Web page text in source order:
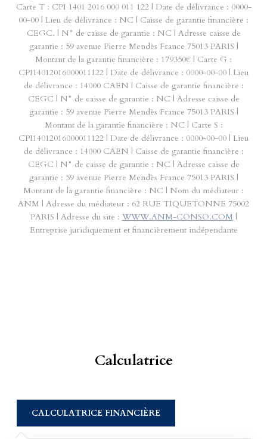
Carte T : CPI 1401 2016 000 011 122 | Date de délivrance : 0000-
00-00 | Lieu de délivrance : NC | Caisse de garantie financière :
CEGC. | N° de caisse de garantie : NC | Adresse caisse de
garantie : 59 avenue Pierre Mendès France 75013 PARIS |
Montant de la garantie financière : 179350€ | Carte G :
CPI14012016000011122 | Date de délivrance : 0000-00-00 | Lieu
de délivrance : 14000 CAEN | Caisse de garantie financière :
CEGC | N° de caisse de garantie : NC | Adresse caisse de
garantie : 59 avenue Pierre Mendès France 75013 PARIS |
Montant de la garantie financière : NC | Carte S :
CPI14012016000011122 | Date de délivrance : 0000-00-00 | Lieu
de délivrance : 14000 CAEN | Caisse de garantie financière :
CEGC | N° de caisse de garantie : NC | Adresse caisse de
garantie : 59 avenue Pierre Mendès France 75013 PARIS |
Montant de la garantie financière : NC | Nom du médiateur :
ANM | Adresse du médiateur : 62 RUE TIQUETONNE 75002
PARIS | Adresse du site : WWW.ANM-CONSO.COM |
Entreprise juridiquement et financièrement indépendante
Calculatrice
CALCULATRICE FINANCIÈRE